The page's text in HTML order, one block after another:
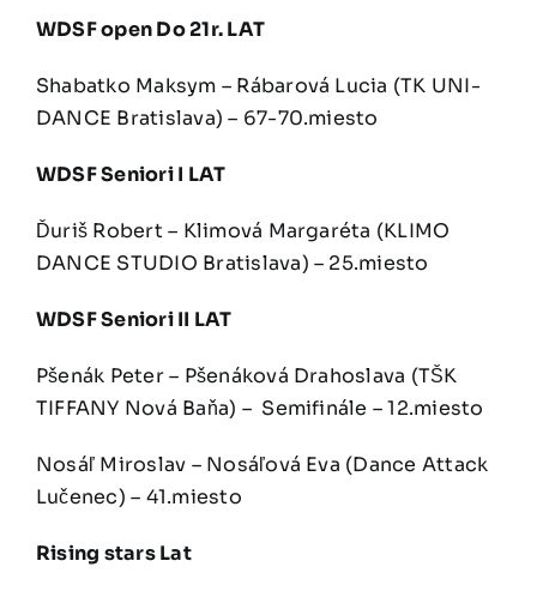
WDSF open Do 21r. LAT
Shabatko Maksym – Rábarová Lucia (TK UNI-
DANCE Bratislava) – 67-70.miesto
WDSF Seniori I LAT
Ďuriš Robert – Klimová Margaréta (KLIMO
DANCE STUDIO Bratislava) – 25.miesto
WDSF Seniori II LAT
Pšenák Peter – Pšenáková Drahoslava (TŠK
TIFFANY Nová Baňa) – Semifinále – 12.miesto
Nosáľ Miroslav – Nosáľová Eva (Dance Attack
Lučenec) – 41.miesto
Rising stars Lat